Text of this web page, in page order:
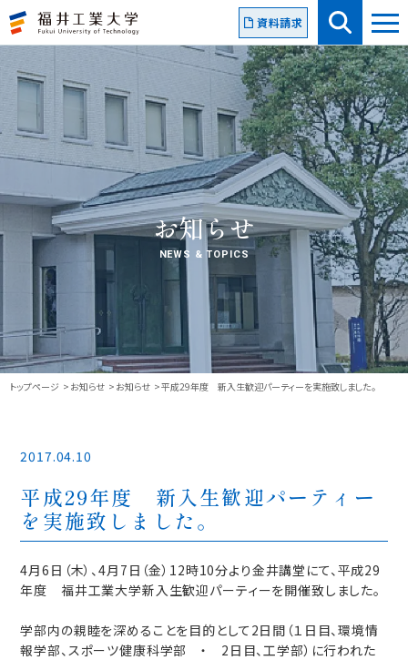
資料請求
お知らせ
NEWS & TOPICS
トップページ お知らせ お知らせ 平成29年度 新入生歓迎パーティーを実施致しました。
2017.04.10
平成29年度 新入生歓迎パーティー
を実施致しました。
4月6日（木）、4月7日（金）12時10分より金井講堂にて、平成29
年度 福井工業大学新入生歓迎パーティーを開催致しました。
学部内の親睦を深めることを目的として2日間（１日目、環境情
報学部、スポーツ健康科学部 ・ 2日目、工学部）に行われた